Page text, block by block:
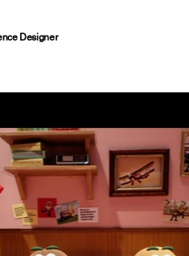
Designer